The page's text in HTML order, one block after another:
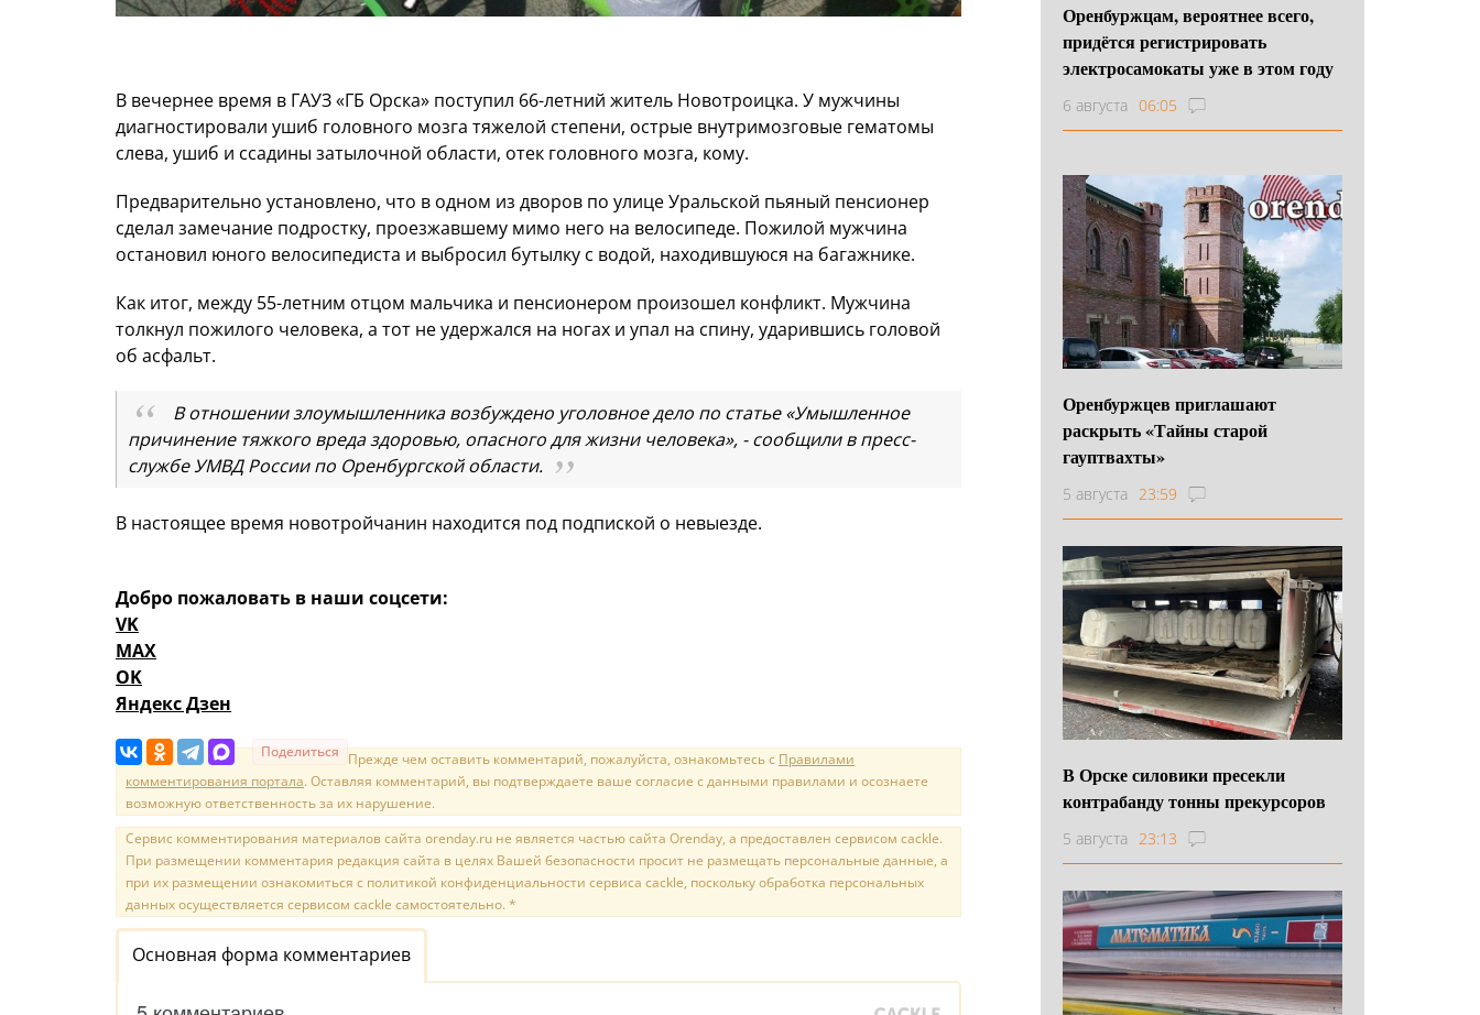
В вечернее время в ГАУЗ «ГБ Орска» поступил 66-летний житель Новотроицка. У мужчины
диагностировали ушиб головного мозга тяжелой степени, острые внутримозговые гематомы
слева, ушиб и ссадины затылочной области, отек головного мозга, кому.
Предварительно установлено, что в одном из дворов по улице Уральской пьяный пенсионер
сделал замечание подростку, проезжавшему мимо него на велосипеде. Пожилой мужчина
остановил юного велосипедиста и выбросил бутылку с водой, находившуюся на багажнике.
Как итог, между 55-летним отцом мальчика и пенсионером произошел конфликт. Мужчина
толкнул пожилого человека, а тот не удержался на ногах и упал на спину, ударившись головой
об асфальт.
В отношении злоумышленника возбуждено уголовное дело по статье «Умышленное
причинение тяжкого вреда здоровью, опасного для жизни человека», - сообщили в пресс-
службе УМВД России по Оренбургской области.
В настоящее время новотройчанин находится под подпиской о невыезде.
Добро пожаловать в наши соцсети:
VK
MAX
OK
Яндекс Дзен
Поделиться Прежде чем оставить комментарий, пожалуйста, ознакомьтесь с Правилами
комментирования портала. Оставляя комментарий, вы подтверждаете ваше согласие с данными правилами и осознаете
возможную ответственность за их нарушение.
Сервис комментирования материалов сайта orenday.ru не является частью сайта Orenday, а предоставлен сервисом cackle.
При размещении комментария редакция сайта в целях Вашей безопасности просит не размещать персональные данные, а
при их размещении ознакомиться с политикой конфиденциальности сервиса cackle, поскольку обработка персональных
данных осуществляется сервисом cackle самостоятельно. *
Основная форма комментариев
Оренбуржцам, вероятнее всего,
придётся регистрировать
электросамокаты уже в этом году
6 августа 06:05
Оренбуржцев приглашают
раскрыть «Тайны старой
гауптвахты»
5 августа 23:59
В Орске силовики пресекли
контрабанду тонны прекурсоров
5 августа 23:13